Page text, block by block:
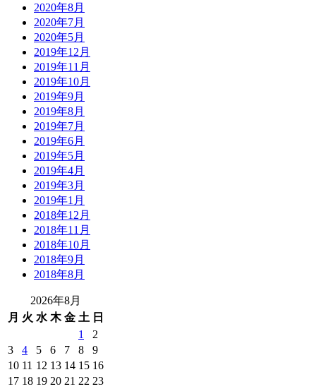
2020年8月
2020年7月
2020年5月
2019年12月
2019年11月
2019年10月
2019年9月
2019年8月
2019年7月
2019年6月
2019年5月
2019年4月
2019年3月
2019年1月
2018年12月
2018年11月
2018年10月
2018年9月
2018年8月
2026年8月
月 火 水 木 金 土 日
1
2
3
4 5 6 7 8
9
10 11 12 13 14 15 16
17 18 19 20 21 22 23